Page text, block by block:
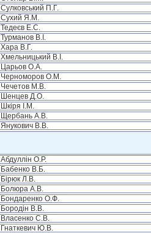
Сулковський П.Г.
Сухий Я.М.
Тедеєв Е.С.
Турманов В.І.
Хара В.Г.
Хмельницький В.І.
Царьов О.А.
Черноморов О.М.
Чечетов М.В.
Шенцев Д.О.
Шкіря І.М.
Щербань А.В.
Янукович В.В.
Абдуллін О.Р.
Бабенко В.Б.
Бірюк Л.В.
Болюра А.В.
Бондаренко О.Ф.
Бородін В.В.
Власенко С.В.
Гнаткевич Ю.В.